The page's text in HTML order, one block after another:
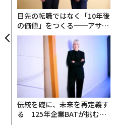
目先の転職ではなく「10年後
の価値」をつくる──アサイ
ンの長期伴走型支援とは
伝統を礎に、未来を再定義す
る 125年企業BATが挑むス